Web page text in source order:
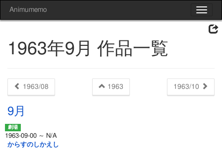
Toggle
Animumemo
1963年9月 作品一覧
1963/08 1963 1963/10
9月
1963-09-00 ～ N/A
からすのしかえし